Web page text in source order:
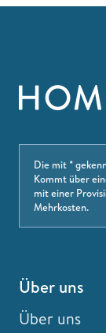
Die mit *
Kommt über
mit einer
Mehrkosten.
Über uns
Über uns